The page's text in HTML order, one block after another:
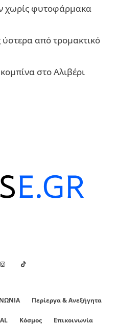
χωρίς φυτοφάρμακα
από τρομακτικό
στο Αλιβέρι
Περίεργα & Ανεξήγητα
Κόσμος Επικοινωνία